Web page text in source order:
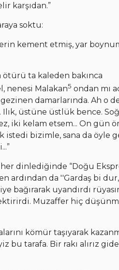
karşıdan.”
soktu:
kement etmiş, yar
ötürü ta kaleden bakınca
nenesi Malakan5 ondan mı
damarlarında. Ah o
Ilık, üstüne üstlük bence.
iki kelam etsem... On gün
istedi bizimle, sana da öyle
dinlediğinde “Doğu
ardından da ''Gardaş bi
bağırarak uyandırdı
Muzaffer hiç
kömür taşıyarak
bu tarafa. Bir rakı alırız